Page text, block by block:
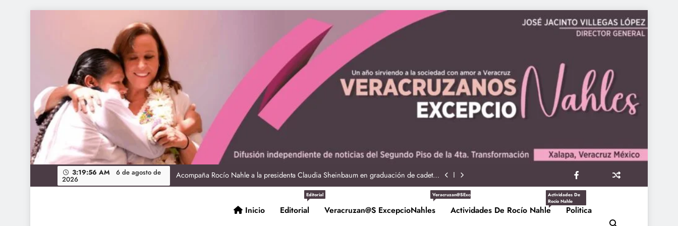
3:19:57 AM 6 de agosto de
2026
Vacaciones seguras: más de 982 elementos resguardan destinos turísticos
Acompaña Rocío Nahle a la presidenta Claudia Sheinbaum en graduación de cadetes
Egresa generación de policías con vocación de servicio y cercanía ciudadana: SSP
Entrega Gobernadora 5 mil apoyos a la Palabra y a la Familia
Inicio Editorial
Editorial
Veracruzan@s ExcepcioNahles
Veracruzan@sExcepcioNahles
Actividades De Rocío Nahle
Actividades De
Rocío Nahle
Politica